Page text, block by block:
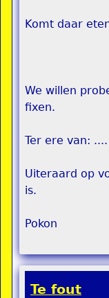
Komt daar
We willen
fixen.
Ter ere van:
Uiteraard op
is.
Pokon
Te fout